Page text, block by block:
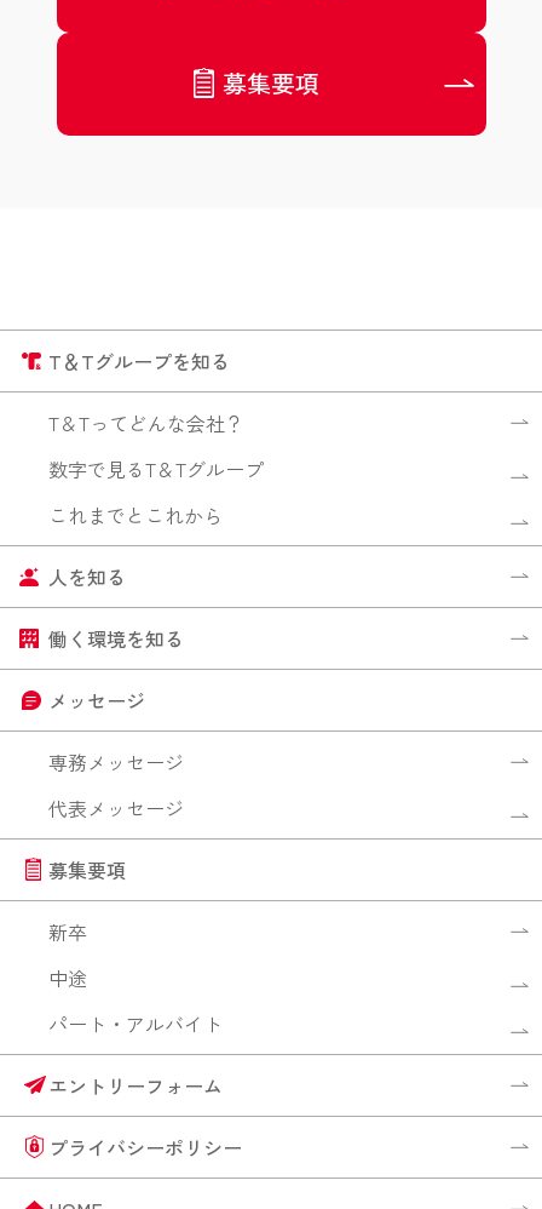
募集要項
T＆Tグループを知る
T＆Tってどんな会社？
数字で見るT＆Tグループ
これまでとこれから
人を知る
働く環境を知る
メッセージ
専務メッセージ
代表メッセージ
募集要項
新卒
中途
パート・アルバイト
エントリーフォーム
プライバシーポリシー